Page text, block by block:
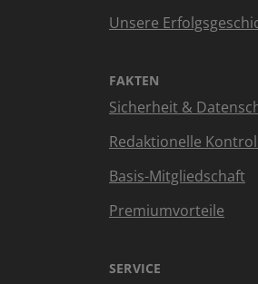
Unsere
FAKTEN
Sicherheit &
Redaktionelle
Basis-Mitgliedschaft
Premiumvorteile
SERVICE